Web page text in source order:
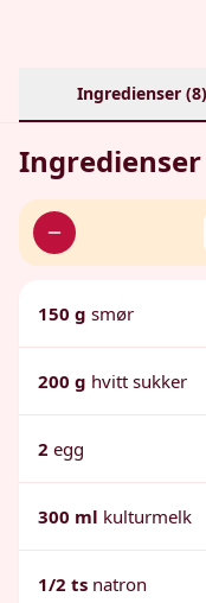
Ingredienser (8)
Ingredienser
150 g smør
200 g hvitt sukker
2 egg
300 ml kulturmelk
1/2 ts natron